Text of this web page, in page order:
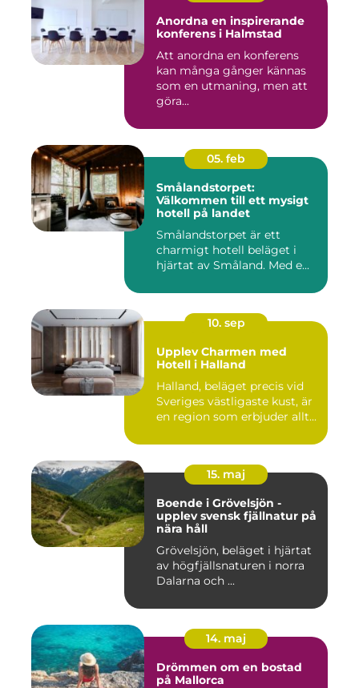
Anordna en inspirerande
konferens i Halmstad
Att anordna en konferens
kan många gånger kännas
som en utmaning, men att
göra...
05. feb
Smålandstorpet:
Välkommen till ett mysigt
hotell på landet
Smålandstorpet är ett
charmigt hotell beläget i
hjärtat av Småland. Med e...
10. sep
Upplev Charmen med
Hotell i Halland
Halland, beläget precis vid
Sveriges västligaste kust, är
en region som erbjuder allt...
15. maj
Boende i Grövelsjön -
upplev svensk fjällnatur på
nära håll
Grövelsjön, beläget i hjärtat
av högfjällsnaturen i norra
Dalarna och ...
14. maj
Drömmen om en bostad
på Mallorca